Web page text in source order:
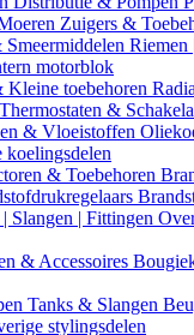
Zuigers &
Riemen
motorblok
Kleine toebehoren
Thermostaten &
& Vloeistoffen
koelingsdelen
& Toebehoren
Slangen | Fittingen
& Accessoires
Tanks & Slangen
stylingsdelen